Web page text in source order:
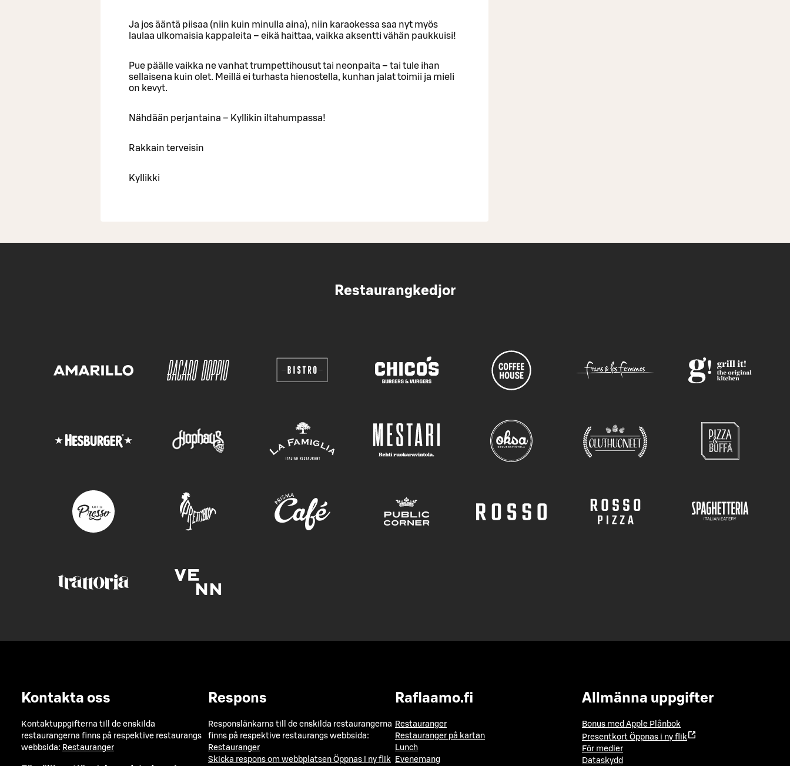
Ja jos ääntä piisaa (niin kuin minulla aina), niin karaokessa saa nyt myös
laulaa ulkomaisia kappaleita – eikä haittaa, vaikka aksentti vähän paukkuisi!
Pue päälle vaikka ne vanhat trumpettihousut tai neonpaita – tai tule ihan
sellaisena kuin olet. Meillä ei turhasta hienostella, kunhan jalat toimii ja mieli
on kevyt.
Nähdään perjantaina – Kyllikin iltahumpassa!
Rakkain terveisin
Kyllikki
Restaurangkedjor
Kontakta oss
Kontaktuppgifterna till de enskilda
restaurangerna finns på respektive restaurangs
webbsida: Restauranger
Respons
Responslänkarna till de enskilda restaurangerna
finns på respektive restaurangs webbsida:
Restauranger
Skicka respons om webbplatsen Öppnas i ny flik
Raflaamo.fi
Restauranger
Restauranger på kartan
Lunch
Evenemang
Allmänna uppgifter
Bonus med Apple Plånbok
Presentkort Öppnas i ny flik
För medier
Dataskydd